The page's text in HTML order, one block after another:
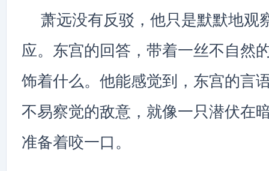
萧远没有反驳，他只是默默地观
应。东宫的回答，带着一丝不自然
饰着什么。他能感觉到，东宫的言
不易察觉的敌意，就像一只潜伏在
准备着咬一口。